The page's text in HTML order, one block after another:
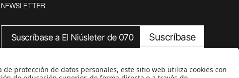
NEWSLETTER
Suscríbase